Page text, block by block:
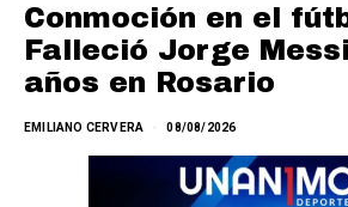
Conmoción en el
Falleció Jorge
años en Rosario
EMILIANO CERVERA 08/08/2026